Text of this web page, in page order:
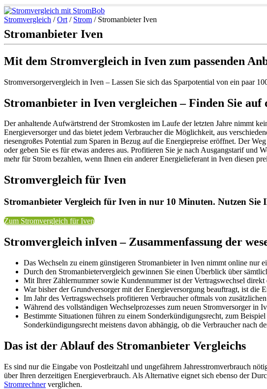
Stromvergleich /Ort / Strom / Stromanbieter Iven
Stromanbieter Iven
Mit dem Stromvergleich in Iven zum passenden
Stromversorgervergleich in Iven – Lassen Sie sich das Sparpotential von ein paar
Stromanbieter in Iven vergleichen – Finden Sie auf
Der anhaltende Aufwärtstrend der Stromkosten im Laufe der letzten Jahre nimmt
Energieversorger und das bietet jedem Verbraucher die Möglichkeit, aus
riesengroßes Potential zum Sparen in Bezug auf die Energiepreise eröffnet. Der
oder geben Sie es für etwas anderes aus. Profitieren Sie je nach Ausgangstarif
mehr für Strom bezahlen, wenn Ihnen ein anderer Energielieferant in Iven diesen
Stromvergleich für Iven
Stromanbieter Vergleich für Iven in nur 10 Minuten. Nutzen Sie
Zum Stromvergleich für Iven
Stromvergleich inIven – Zusammenfassung der
Das Wechseln zu einem günstigeren Stromanbieter in Iven nimmt online nur
Durch den Stromanbietervergleich gewinnen Sie einen Überblick über
Mit Ihrer Zählernummer sowie Kundennummer ist der Vertragswechsel direkt
War bisher der Grundversorger mit der Energieversorgung beauftragt, ist die
Im Jahr des Vertragswechsels profitieren Verbraucher oftmals von
Während des vollständigen Wechselprozesses zum neuen Stromversorger in
Bestimmte Situationen führen zu einem Sonderkündigungsrecht, zum
Sonderkündigungsrecht meistens davon abhängig, ob die Verbraucher nach
Das ist der Ablauf des Stromanbieter Vergleichs
Es sind nur die Eingabe von Postleitzahl und ungefährem Jahresstromverbrauch
über Ihren derzeitigen Energieverbrauch. Als Alternative eignet sich ebenso der
Stromrechnerverglichen.